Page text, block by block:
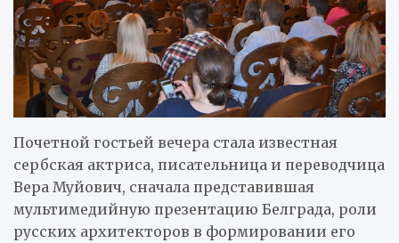
Почетной гостьей вечера стала известная
сербская актриса, писательница и переводчица
Вера Муйович, сначала представившая
мультимедийную презентацию Белграда, роли
русских архитекторов в формировании его